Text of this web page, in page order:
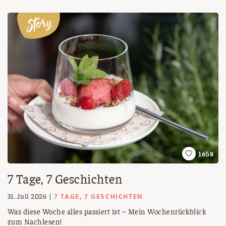
1658
7 Tage, 7 Geschichten
31. Juli 2026 7 TAGE, 7 GESCHICHTEN
Was diese Woche alles passiert ist – Mein Wochenrückblick
zum Nachlesen!